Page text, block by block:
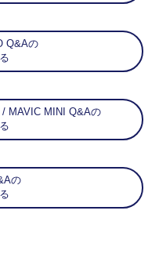
Q&Aの
MAVIC MINI Q&Aの
の